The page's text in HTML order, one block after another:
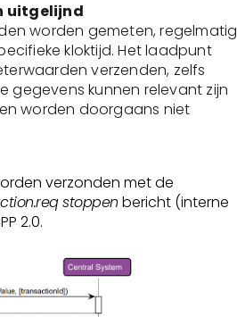
uitgelijnd
worden gemeten, regelmatig
kloktijd. Het laadpunt
verzenden, zelfs
gegevens kunnen relevant zijn
worden doorgaans niet
verzonden met de
stoppen bericht (interne
2.0.